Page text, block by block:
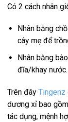
Có 2 cách nhân
Nhân bằng
cây mẹ để
Nhân bằng
đĩa/khay
Trên đây Tingenz
dương xỉ bao
tác dụng, mệnh